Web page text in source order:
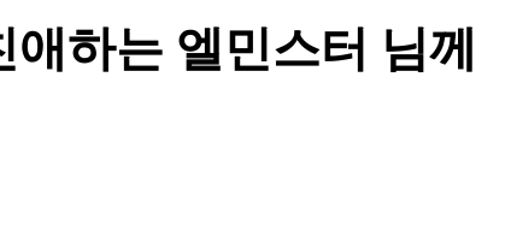
하는 엘민스터 님께